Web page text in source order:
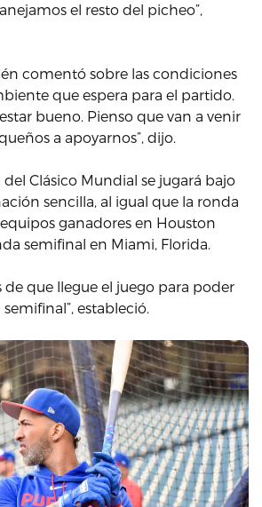
el resto del picheo”,
comentó sobre las condiciones
que espera para el partido.
bueno. Pienso que van a venir
a apoyarnos”, dijo.
Clásico Mundial se jugará bajo
sencilla, al igual que la ronda
ganadores en Houston
semifinal en Miami, Florida.
de que llegue el juego para poder
estableció.